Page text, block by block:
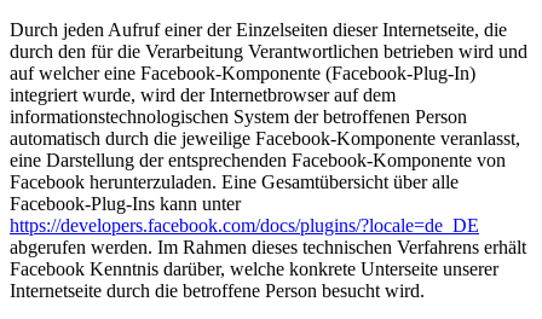
Durch jeden Aufruf einer der Einzelseiten dieser Internetseite, die
durch den für die Verarbeitung Verantwortlichen betrieben wird und
auf welcher eine Facebook-Komponente (Facebook-Plug-In)
integriert wurde, wird der Internetbrowser auf dem
informationstechnologischen System der betroffenen Person
automatisch durch die jeweilige Facebook-Komponente veranlasst,
eine Darstellung der entsprechenden Facebook-Komponente von
Facebook herunterzuladen. Eine Gesamtübersicht über alle
Facebook-Plug-Ins kann unter
https://developers.facebook.com/docs/plugins/?locale=de_DE
abgerufen werden. Im Rahmen dieses technischen Verfahrens erhält
Facebook Kenntnis darüber, welche konkrete Unterseite unserer
Internetseite durch die betroffene Person besucht wird.